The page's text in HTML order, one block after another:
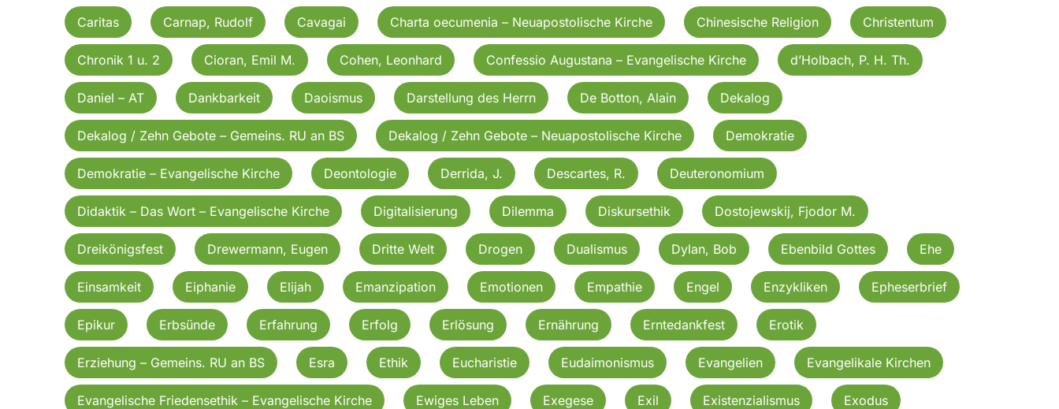
Caritas Carnap, Rudolf Cavagai Charta oecumenia – Neuapostolische Kirche Chinesische Religion Christentum
Chronik 1 u. 2 Cioran, Emil M. Cohen, Leonhard Confessio Augustana – Evangelische Kirche d’Holbach, P. H. Th.
Daniel – AT Dankbarkeit Daoismus Darstellung des Herrn De Botton, Alain Dekalog
Dekalog / Zehn Gebote – Gemeins. RU an BS Dekalog / Zehn Gebote – Neuapostolische Kirche Demokratie
Demokratie – Evangelische Kirche Deontologie Derrida, J. Descartes, R. Deuteronomium
Didaktik – Das Wort – Evangelische Kirche Digitalisierung Dilemma Diskursethik Dostojewskij, Fjodor M.
Dreikönigsfest Drewermann, Eugen Dritte Welt Drogen Dualismus Dylan, Bob Ebenbild Gottes Ehe
Einsamkeit Eiphanie Elijah Emanzipation Emotionen Empathie Engel Enzykliken Epheserbrief
Epikur Erbsünde Erfahrung Erfolg Erlösung Ernährung Erntedankfest Erotik
Erziehung – Gemeins. RU an BS Esra Ethik Eucharistie Eudaimonismus Evangelien Evangelikale Kirchen
Evangelische Friedensethik – Evangelische Kirche Ewiges Leben Exegese Exil Existenzialismus Exodus